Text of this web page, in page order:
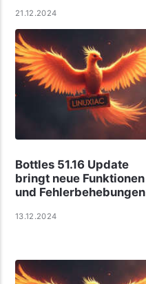
21.12.2024
Bottles 51.16 Update
bringt neue Funktionen
und Fehlerbehebungen
13.12.2024